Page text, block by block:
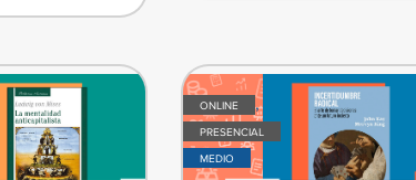
ONLINE ,
PRESENCIAL
MEDIO